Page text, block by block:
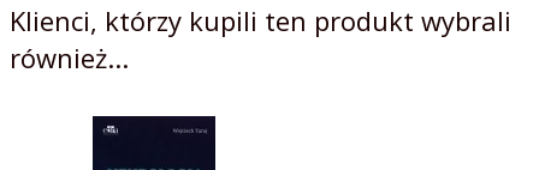
Klienci, którzy kupili ten produkt wybrali
również...